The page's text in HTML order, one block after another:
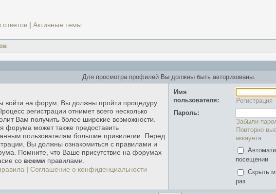
|Активные темы
Для просмотра профилей Вы должны быть авторизованы.
войти на форум, Вы должны пройти процедуру
регистрации отнимет всего несколько
Вам получить более широкие возможности.
форума может также предоставить
пользователям большие привилегии. Перед
Вы должны ознакомиться с правилами и
Помните, что Ваше присутствие на форумах
со всеми правилами.
| Соглашение о конфиденциальности
Имя
пользователя:
Регистрация
Пароль:
Забыли
Повторно
аккаунта
посещении
Скрыть
раз